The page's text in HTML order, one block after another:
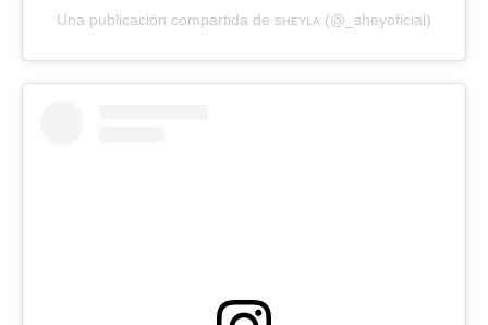
Una publicación compartida de sʜᴇʏʟᴀ (@_sheyoficial)